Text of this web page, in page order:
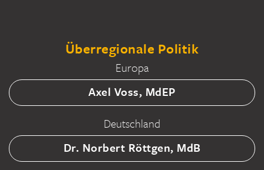
Überregionale Politik
Europa
Axel Voss, MdEP
Deutschland
Dr. Norbert Röttgen, MdB